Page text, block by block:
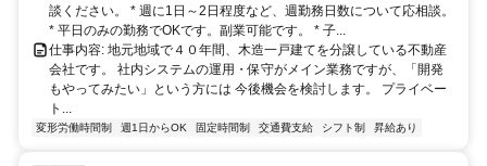
談ください。 * 週に1日～2日程度など、週勤務日数について応相談。
* 平日のみの勤務でOKです。副業可能です。 * 子...
仕事内容: 地元地域で４０年間、木造一戸建てを分譲している不動産
会社です。 社内システムの運用・保守がメイン業務ですが、「開発
もやってみたい」という方には 今後機会を検討します。 プライベー
ト...
変形労働時間制 週1日からOK 固定時間制 交通費支給 シフト制 昇給あり